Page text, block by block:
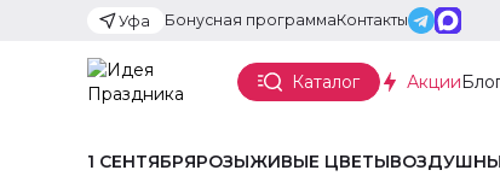
Уфа Бонусная программаКонтакты
Каталог Акции
1 СЕНТЯБРЯРОЗЫЖИВЫЕ ЦВЕТЫ